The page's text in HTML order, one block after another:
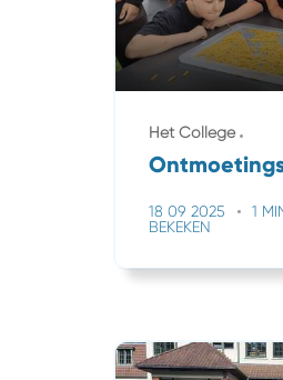
Het College
18 09 2025 1
BEKEKEN